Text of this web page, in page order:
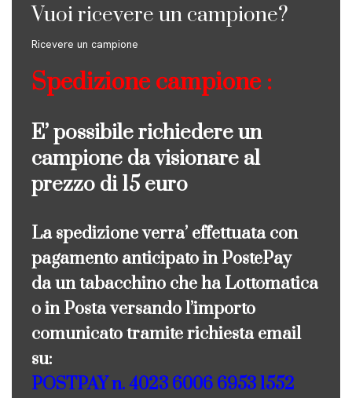
Vuoi ricevere un campione?
Ricevere un campione
Spedizione campione :
E’ possibile richiedere un
campione da visionare al
prezzo di 15 euro
La spedizione verra’ effettuata con
pagamento anticipato in PostePay
da un tabacchino che ha Lottomatica
o in Posta versando l’importo
comunicato tramite richiesta email
su:
POSTPAY n. 4023 6006 6953 1552